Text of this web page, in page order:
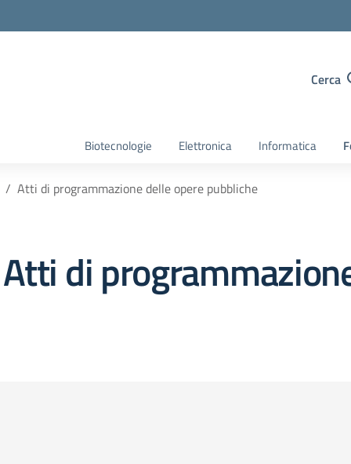
Cerca
Biotecnologie Elettronica Informatica
Atti di programmazione delle opere pubbliche
Atti di